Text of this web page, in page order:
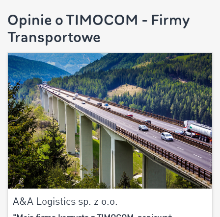
Opinie o TIMOCOM - Firmy
Transportowe
A&A Logistics sp. z o.o.